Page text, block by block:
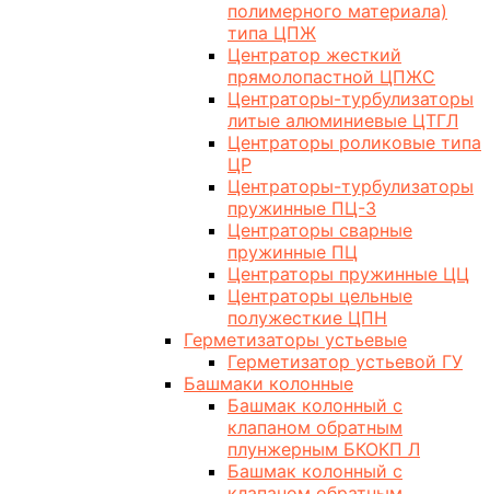
полимерного материала)
типа ЦПЖ
Центратор жесткий
прямолопастной ЦПЖС
Центраторы-турбулизаторы
литые алюминиевые ЦТГЛ
Центраторы роликовые типа
ЦР
Центраторы-турбулизаторы
пружинные ПЦ-3
Центраторы сварные
пружинные ПЦ
Центраторы пружинные ЦЦ
Центраторы цельные
полужесткие ЦПН
Герметизаторы устьевые
Герметизатор устьевой ГУ
Башмаки колонные
Башмак колонный с
клапаном обратным
плунжерным БКОКП Л
Башмак колонный с